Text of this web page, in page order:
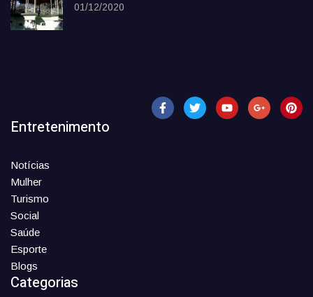
01/12/2020
Entretenimento
Notícias
Mulher
Turismo
Social
Saúde
Esporte
Blogs
Categorias